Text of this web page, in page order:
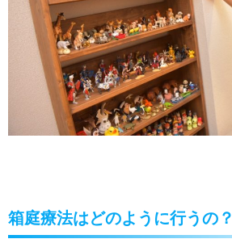
箱庭療法はどのように行うの？